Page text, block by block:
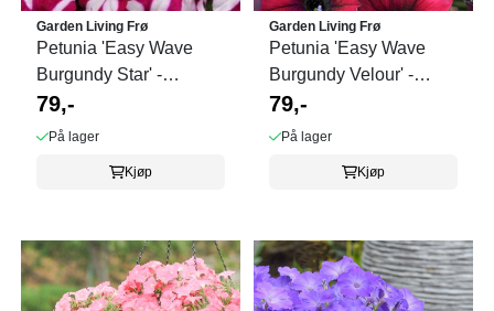
Garden Living Frø
Petunia 'Easy Wave
Burgundy Star' -
Petunia x hybrida
79,-
På lager
Kjøp
Garden Living Frø
Petunia 'Easy Wave
Burgundy Velour' -
Petunia x hybrida
79,-
På lager
Kjøp